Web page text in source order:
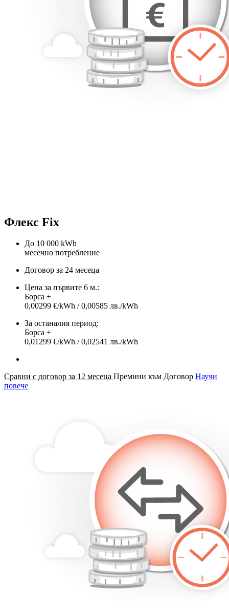
Флекс Fix
До 10 000 kWh
месечно потребление
Договор за 24 месеца
Цена за първите 6 м.:
Борса +
0,00299 €/kWh / 0,00585 лв./kWh
За останалия период:
Борса +
0,01299 €/kWh / 0,02541 лв./kWh
Сравни с договор за 12 месеца Премини към Договор Научи
повече